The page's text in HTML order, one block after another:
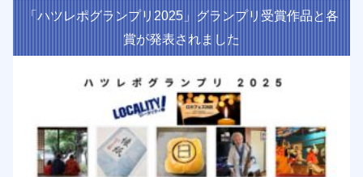
「ハツレポグランプリ2025」グランプリ受賞作品と各
賞が発表されました